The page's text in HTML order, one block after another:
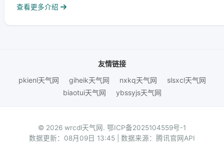
查看更多介绍
友情链接
pkienl天气网
giheik天气网 nxkq天气网
slsxcl天气网
biaotui天气网
ybssyjs天气网
© 2026 wrcdl天气网. 鄂ICP备2025104559号-1
数据更新：08月09日 13:45 | 数据来源：腾讯官网API